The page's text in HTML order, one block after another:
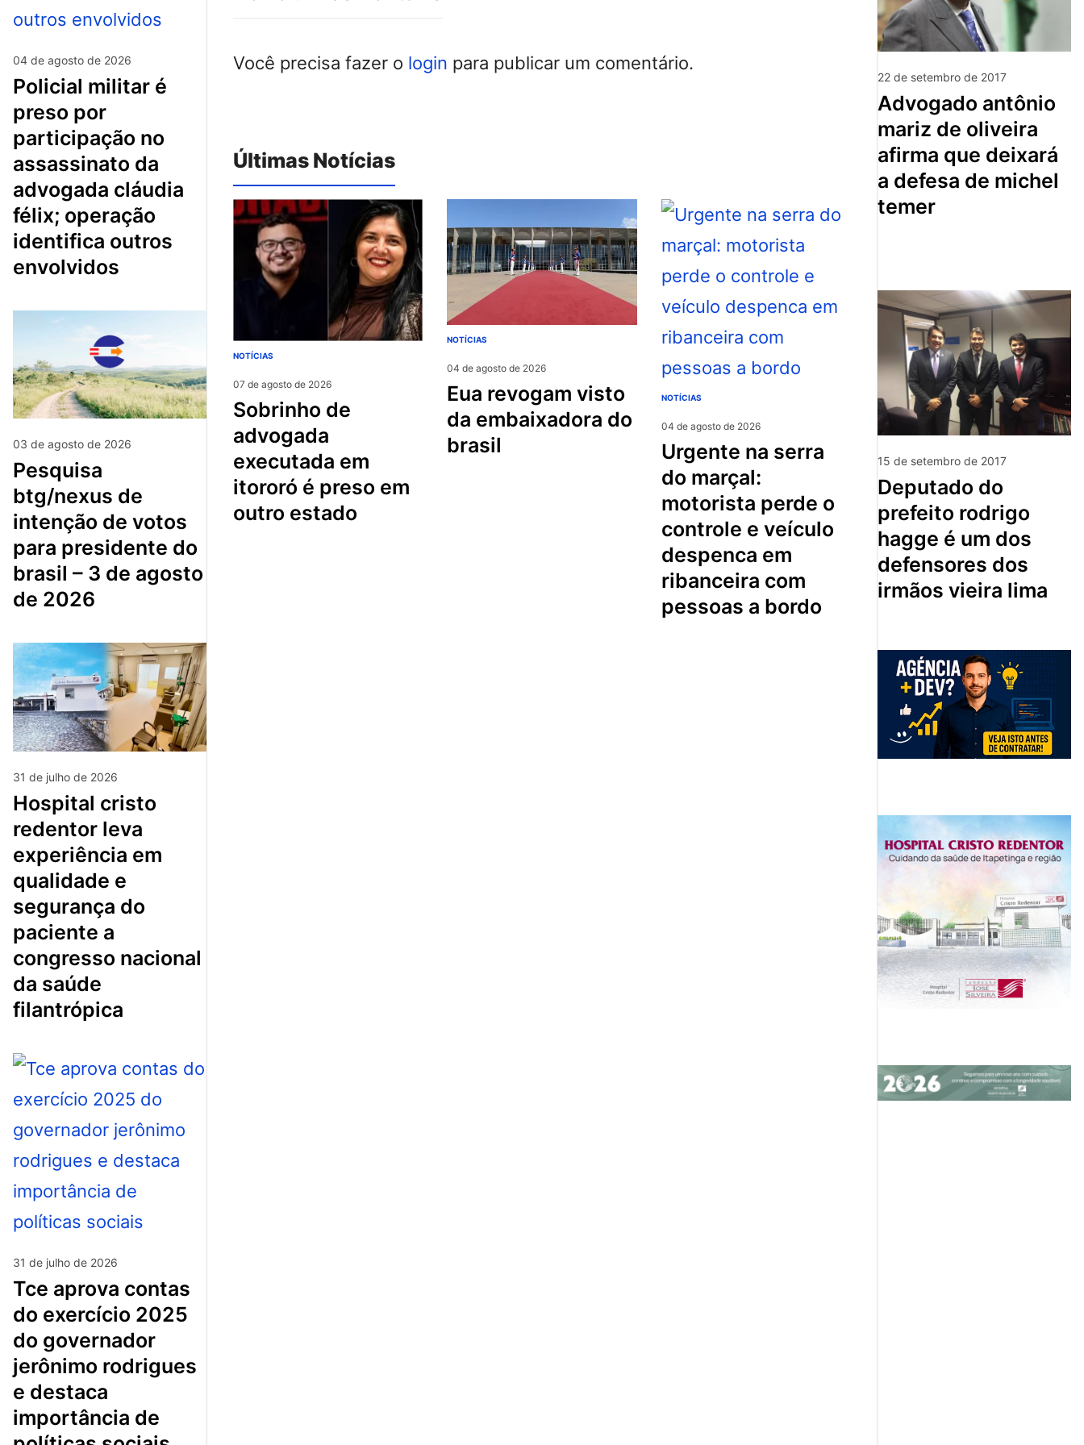
04 de agosto de 2026
policial militar é
preso por
participação no
assassinato da
advogada cláudia
félix; operação
identifica outros
envolvidos
03 de agosto de 2026
pesquisa
btg/nexus de
intenção de votos
para presidente do
brasil – 3 de agosto
de 2026
31 de julho de 2026
hospital cristo
redentor leva
experiência em
qualidade e
segurança do
paciente a
congresso nacional
da saúde
filantrópica
31 de julho de 2026
tce aprova contas
do exercício 2025
do governador
jerônimo rodrigues
e destaca
importância de
Você precisa fazer o login para publicar um comentário.
Últimas Notícias
NOTÍCIAS
07 de agosto de 2026
sobrinho de
advogada
executada em
itororó é preso em
outro estado
NOTÍCIAS
04 de agosto de 2026
eua revogam visto
da embaixadora do
brasil
NOTÍCIAS
04 de agosto de 2026
urgente na serra
do marçal:
motorista perde o
controle e veículo
despenca em
ribanceira com
pessoas a bordo
22 de setembro de 2017
advogado antônio
mariz de oliveira
afirma que deixará
a defesa de michel
temer
15 de setembro de 2017
deputado do
prefeito rodrigo
hagge é um dos
defensores dos
irmãos vieira lima